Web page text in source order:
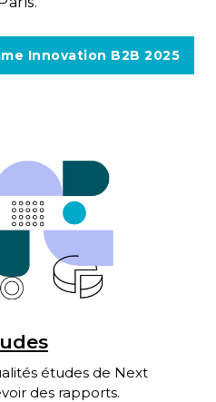
Innovation B2B 2025
études de Next
des rapports.